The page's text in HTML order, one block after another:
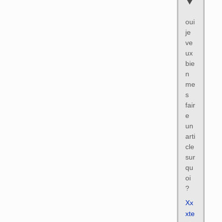
oui
je
ve
ux
bie
n
me
s
fair
e
un
arti
cle
sur
qu
oi
?
Xx
xte